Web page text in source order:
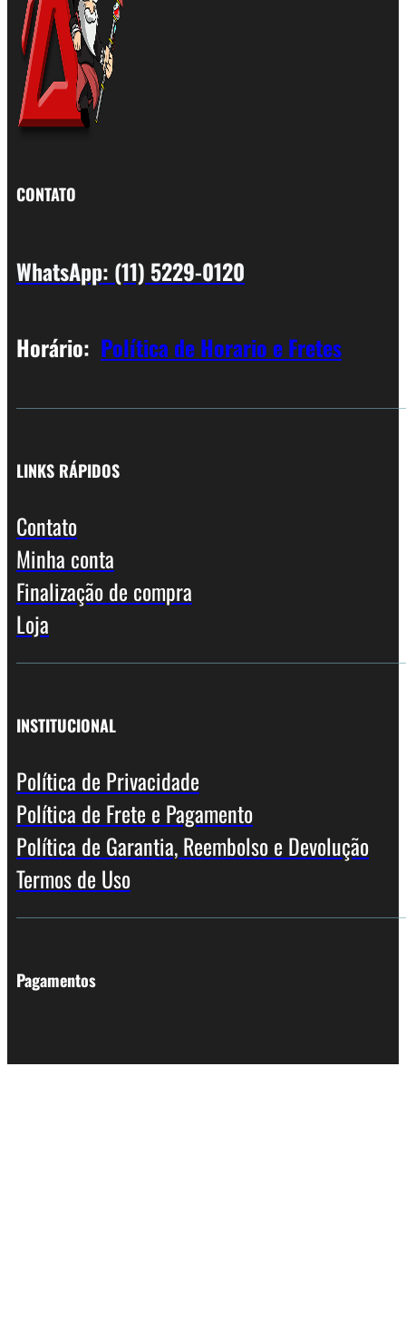
CONTATO
WhatsApp: (11) 5229-0120
Horário: Política de Horario e Fretes
LINKS RÁPIDOS
Contato
Minha conta
Finalização de compra
Loja
INSTITUCIONAL
Política de Privacidade
Política de Frete e Pagamento
Política de Garantia, Reembolso e Devolução
Termos de Uso
Pagamentos